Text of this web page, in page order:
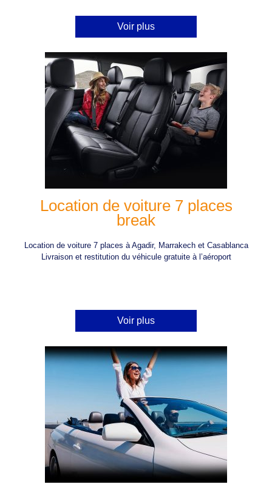
Voir plus
Location de voiture 7 places
break
Location de voiture 7 places à Agadir, Marrakech et Casablanca
Livraison et restitution du véhicule gratuite à l’aéroport
Voir plus